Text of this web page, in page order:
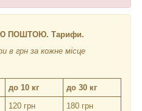
ПОШТОЮ. Тарифи.
в грн за кожне місце
до 10 кг
до 30 кг
120 грн 180 грн